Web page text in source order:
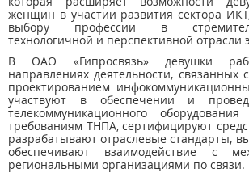
женщин в участии развития сектора
выбору профессии в
технологичной и перспективной отрасли
В ОАО «Гипросвязь» девушки
направлениях деятельности,
проектированием
участвуют в обеспечении и
телекоммуникационного
требованиям ТНПА, сертифицируют
разрабатывают отраслевые стандарты,
обеспечивают взаимодействие с
региональными организациями по связи.